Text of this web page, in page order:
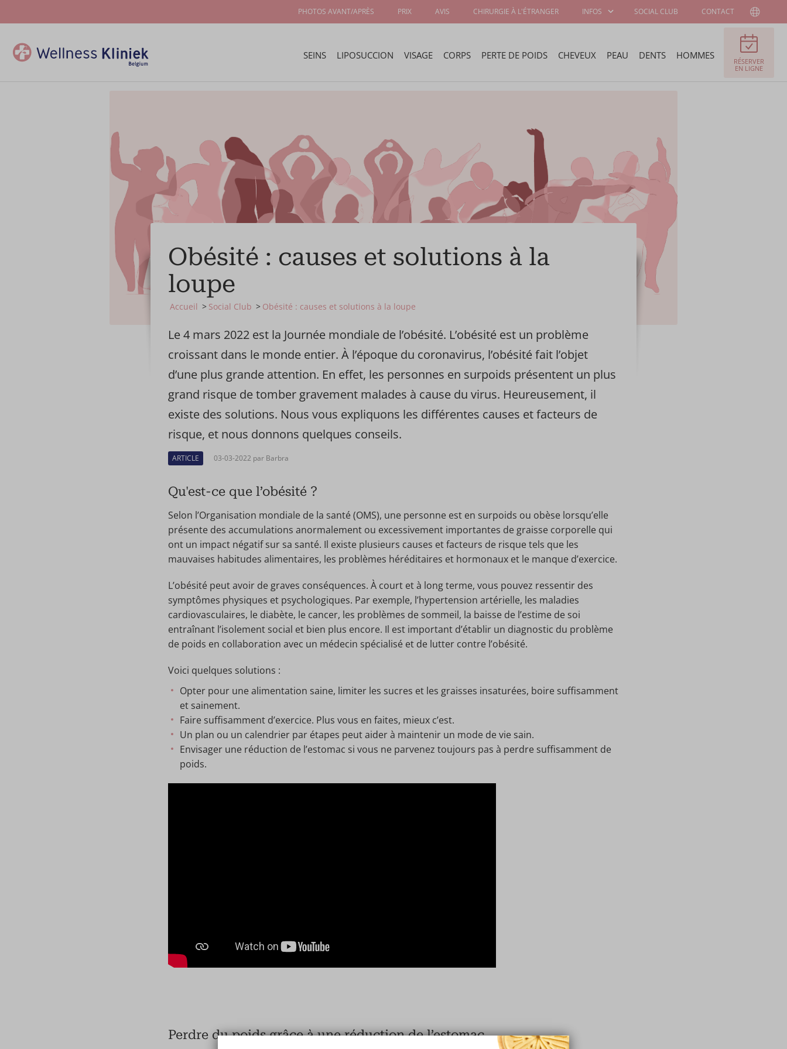
SEINS LIPOSUCCION VISAGE CORPS PERTE DE POIDS CHEVEUX PEAU DENTS HOMMES
RÉSERVER
EN LIGNE
PHOTOS AVANT/APRÈS PRIX AVIS CHIRURGIE À L'ÉTRANGER INFOS
PROGRAMME DE
STAGE
AMBASSADEUR
SOCIAL CLUB CONTACT
Obésité : causes et solutions à la
loupe
Accueil Social Club Obésité : causes et solutions à la loupe
Le 4 mars 2022 est la Journée mondiale de l’obésité. L’obésité est un problème
croissant dans le monde entier. À l’époque du coronavirus, l’obésité fait l’objet
d’une plus grande attention. En effet, les personnes en surpoids présentent un plus
grand risque de tomber gravement malades à cause du virus. Heureusement, il
existe des solutions. Nous vous expliquons les différentes causes et facteurs de
risque, et nous donnons quelques conseils.
ARTICLE 03-03-2022 par Barbra
Qu'est-ce que l’obésité ?
Selon l’Organisation mondiale de la santé (OMS), une personne est en surpoids ou obèse lorsqu’elle
présente des accumulations anormalement ou excessivement importantes de graisse corporelle qui
ont un impact négatif sur sa santé. Il existe plusieurs causes et facteurs de risque tels que les
mauvaises habitudes alimentaires, les problèmes héréditaires et hormonaux et le manque d’exercice.
L’obésité peut avoir de graves conséquences. À court et à long terme, vous pouvez ressentir des
symptômes physiques et psychologiques. Par exemple, l’hypertension artérielle, les maladies
cardiovasculaires, le diabète, le cancer, les problèmes de sommeil, la baisse de l’estime de soi
entraînant l’isolement social et bien plus encore. Il est important d’établir un diagnostic du problème
de poids en collaboration avec un médecin spécialisé et de lutter contre l’obésité.
Voici quelques solutions :
Opter pour une alimentation saine, limiter les sucres et les graisses insaturées, boire suffisamment
et sainement.
Faire suffisamment d’exercice. Plus vous en faites, mieux c’est.
Un plan ou un calendrier par étapes peut aider à maintenir un mode de vie sain.
Envisager une réduction de l’estomac si vous ne parvenez toujours pas à perdre suffisamment de
poids.
Perdre du poids grâce à une réduction de l’estomac